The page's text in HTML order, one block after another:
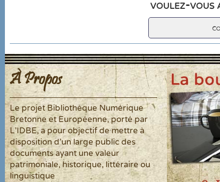
voulez-vous
À Propos
Le projet Bibliothèque Numérique
Bretonne et Européenne, porté par
L'IDBE, a pour objectif de mettre à
disposition d'un large public des
documents ayant une valeur
patrimoniale, historique, littéraire ou
linguistique